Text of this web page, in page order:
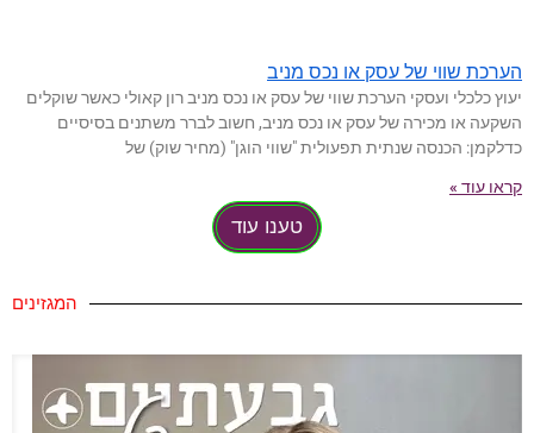
הערכת שווי של עסק או נכס מניב
יעוץ כלכלי ועסקי הערכת שווי של עסק או נכס מניב רון קאולי כאשר שוקלים
השקעה או מכירה של עסק או נכס מניב, חשוב לברר משתנים בסיסיים
כדלקמן: הכנסה שנתית תפעולית "שווי הוגן" (מחיר שוק) של
קראו עוד »
טענו עוד
המגזינים